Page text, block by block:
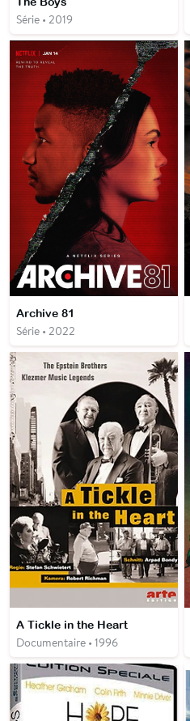
Série • 2019
Archive 81
Série • 2022
A Tickle in the Heart
Documentaire • 1996